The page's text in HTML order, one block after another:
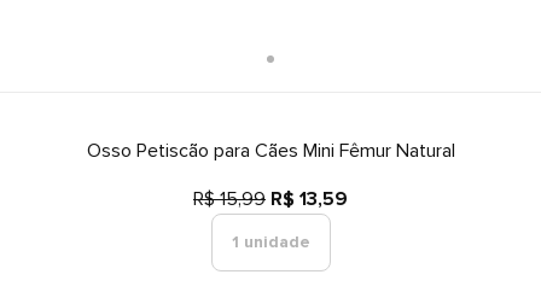
Osso Petiscão para Cães Mini Fêmur Natural
R$ 15,99 R$ 13,59
1 unidade